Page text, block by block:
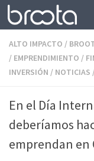
Saltar al contenido
ALTO IMPACTO /
/ EMPRENDIMIENTO /
INVERSIÓN / NOTICIAS
En el Día
deberíamos
emprendan en